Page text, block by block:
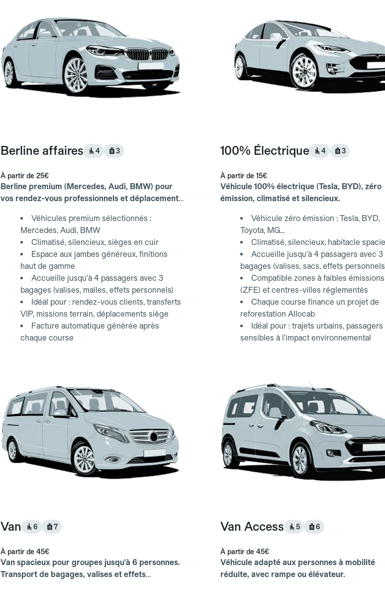
Berline affaires 4 3
À partir de 25€
Berline premium (Mercedes, Audi, BMW) pour
vos rendez-vous professionnels et déplacements
Véhicules premium sélectionnés :
Mercedes, Audi, BMW
Climatisé, silencieux, sièges en cuir
Espace aux jambes généreux, finitions
haut de gamme
Accueille jusqu'à 4 passagers avec 3
bagages (valises, malles, effets personnels)
Idéal pour : rendez-vous clients, transferts
VIP, missions terrain, déplacements siège
Facture automatique générée après
chaque course
100% Électrique 4 3
À partir de 15€
Véhicule 100% électrique (Tesla, BYD), zéro
émission, climatisé et silencieux.
Véhicule zéro émission : Tesla, BYD,
Toyota, MG...
Climatisé, silencieux, habitacle
Accueille jusqu'à 4 passagers avec 3
bagages (valises, sacs, effets
Compatible zones à faibles émissions
(ZFE) et centres-villes réglementés
Chaque course finance un projet de
reforestation Allocab
Idéal pour : trajets urbains, passagers
sensibles à l'impact environnemental
Van 6 7
À partir de 45€
Van spacieux pour groupes jusqu'à 6 personnes.
Transport de bagages, valises et effets
Van Access 5 6
À partir de 45€
Véhicule adapté aux personnes à mobilité
réduite, avec rampe ou élévateur.